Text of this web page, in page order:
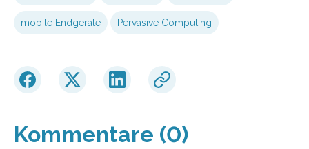
mobile Endgeräte Pervasive Computing
Kommentare (0)